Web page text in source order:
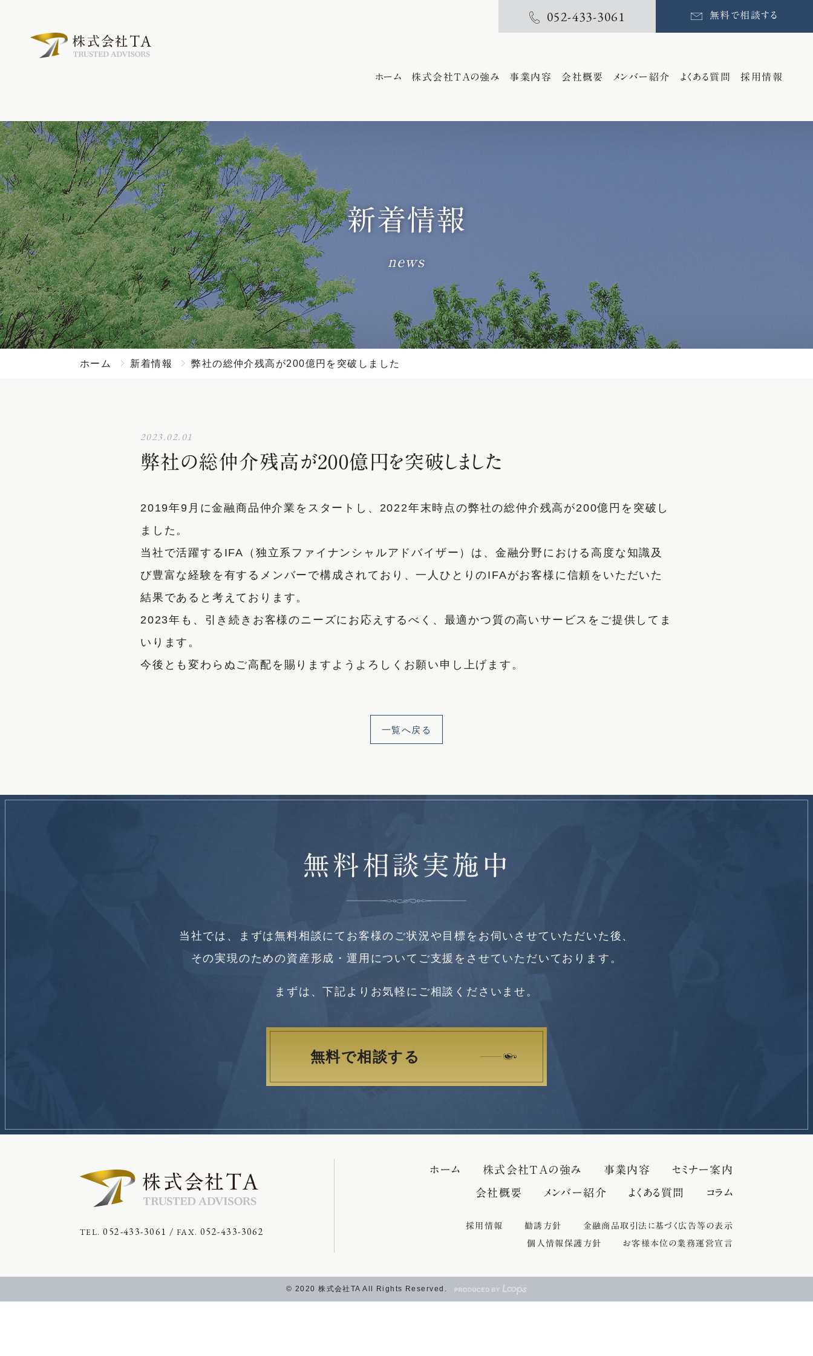
052-433-3061 無料で相談する
ホーム 株式会社TAの強み 事業内容 会社概要 メンバー紹介 よくある質問 採用情報
新着情報
news
ホーム 新着情報 弊社の総仲介残高が200億円を突破しました
2023.02.01
弊社の総仲介残高が200億円を突破しました
2019年9月に金融商品仲介業をスタートし、2022年末時点の弊社の総仲介残高が200億円を突破し
ました。
当社で活躍するIFA（独立系ファイナンシャルアドバイザー）は、金融分野における高度な知識及
び豊富な経験を有するメンバーで構成されており、一人ひとりのIFAがお客様に信頼をいただいた
結果であると考えております。
2023年も、引き続きお客様のニーズにお応えするべく、最適かつ質の高いサービスをご提供してま
いります。
今後とも変わらぬご高配を賜りますようよろしくお願い申し上げます。
一覧へ戻る
無料相談実施中
当社では、まずは無料相談にてお客様のご状況や目標をお伺いさせていただいた後、
その実現のための資産形成・運用についてご支援をさせていただいております。
まずは、下記よりお気軽にご相談くださいませ。
無料で相談する
TEL. 052-433-3061 / FAX. 052-433-3062
ホーム 株式会社TAの強み 事業内容 セミナー案内
会社概要 メンバー紹介 よくある質問 コラム
採用情報 勧誘方針 金融商品取引法に基づく広告等の表示
個人情報保護方針 お客様本位の業務運営宣言
© 2020 株式会社TA All Rights Reserved.